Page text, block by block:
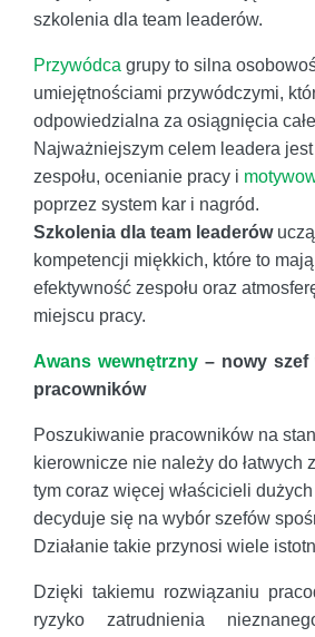
szkolenia dla team leaderów.
Przywódca grupy to silna
umiejętnościami przywódczymi,
odpowiedzialna za osiągnięcia
Najważniejszym celem leadera
zespołu, ocenianie pracy i
poprzez system kar i nagród.
Szkolenia dla team leaderów
kompetencji miękkich, które to
efektywność zespołu oraz
miejscu pracy.
Awans wewnętrzny – nowy szef
pracowników
Poszukiwanie pracowników na
kierownicze nie należy do łatwych
tym coraz więcej właścicieli
decyduje się na wybór szefów
Działanie takie przynosi wiele
Dzięki takiemu rozwiązaniu
ryzyko zatrudnienia